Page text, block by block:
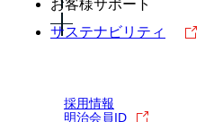
お客様サポート
サステナビリティ
採用情報
明治会員ID